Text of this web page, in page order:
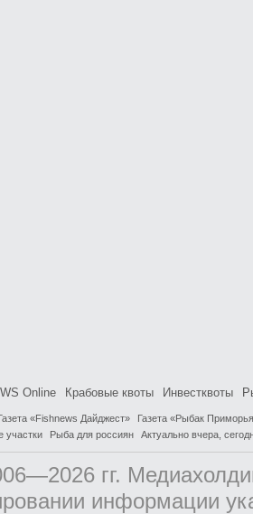
Online Крабовые квоты Инвестквоты
«Fishnews Дайджест»
Газета «Рыбак
участки Рыба для россиян Актуально вчера,
гг.
информации